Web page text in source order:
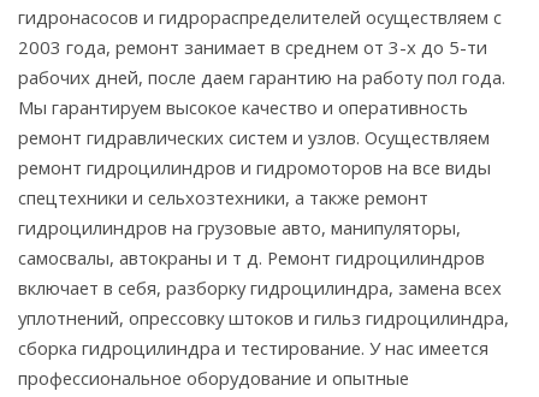
гидронасосов и гидрораспределителей осуществляем с
2003 года, ремонт занимает в среднем от 3-х до 5-ти
рабочих дней, после даем гарантию на работу пол года.
Мы гарантируем высокое качество и оперативность
ремонт гидравлических систем и узлов. Осуществляем
ремонт гидроцилиндров и гидромоторов на все виды
спецтехники и сельхозтехники, а также ремонт
гидроцилиндров на грузовые авто, манипуляторы,
самосвалы, автокраны и т д. Ремонт гидроцилиндров
включает в себя, разборку гидроцилиндра, замена всех
уплотнений, опрессовку штоков и гильз гидроцилиндра,
сборка гидроцилиндра и тестирование. У нас имеется
профессиональное оборудование и опытные